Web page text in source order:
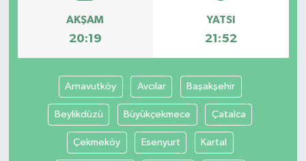
AKŞAM
20:19
YATSI
21:52
Arnavutköy Avcılar Başakşehir
Beylikdüzü Büyükçekmece Çatalca
Çekmeköy Esenyurt Kartal